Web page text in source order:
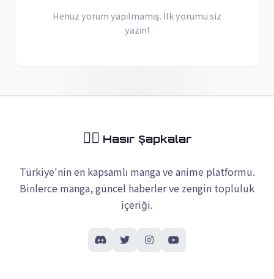
Henüz yorum yapılmamış. İlk yorumu siz
yazın!
🏴‍☠️ Hasır Şapkalar
Türkiye'nin en kapsamlı manga ve anime platformu.
Binlerce manga, güncel haberler ve zengin topluluk
içeriği.